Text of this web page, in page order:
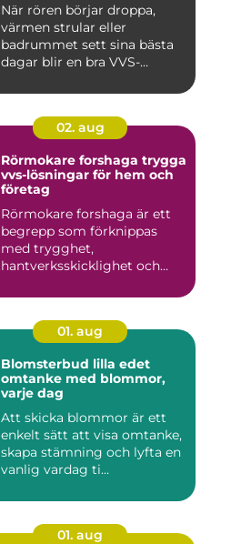
När rören börjar droppa,
värmen strular eller
badrummet sett sina bästa
dagar blir en bra VVS-
02. aug
Rörmokare forshaga trygga
vvs-lösningar för hem och
företag
Rörmokare forshaga är ett
begrepp som förknippas
med trygghet,
hantverksskicklighet och
01. aug
Blomsterbud lilla edet
omtanke med blommor,
varje dag
Att skicka blommor är ett
enkelt sätt att visa omtanke,
skapa stämning och lyfta en
vanlig vardag ti...
01. aug